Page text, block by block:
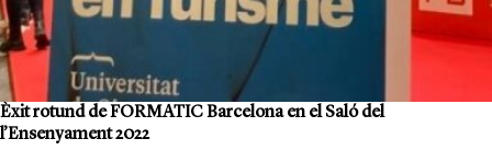
Èxit rotund de FORMATIC Barcelona en el Saló del
l’Ensenyament 2022